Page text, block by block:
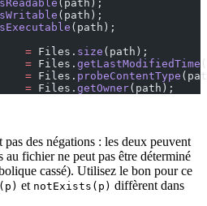
(path);
(path);
(path);
= Files. size
= Files. getLastModifiedTime
= Files. probeContentType
= Files. getOwner(path);
pas des négations : les deux peuvent
au fichier ne peut pas être déterminé
cassé). Utilisez le bon pour ce
et notExists(p) diffèrent dans